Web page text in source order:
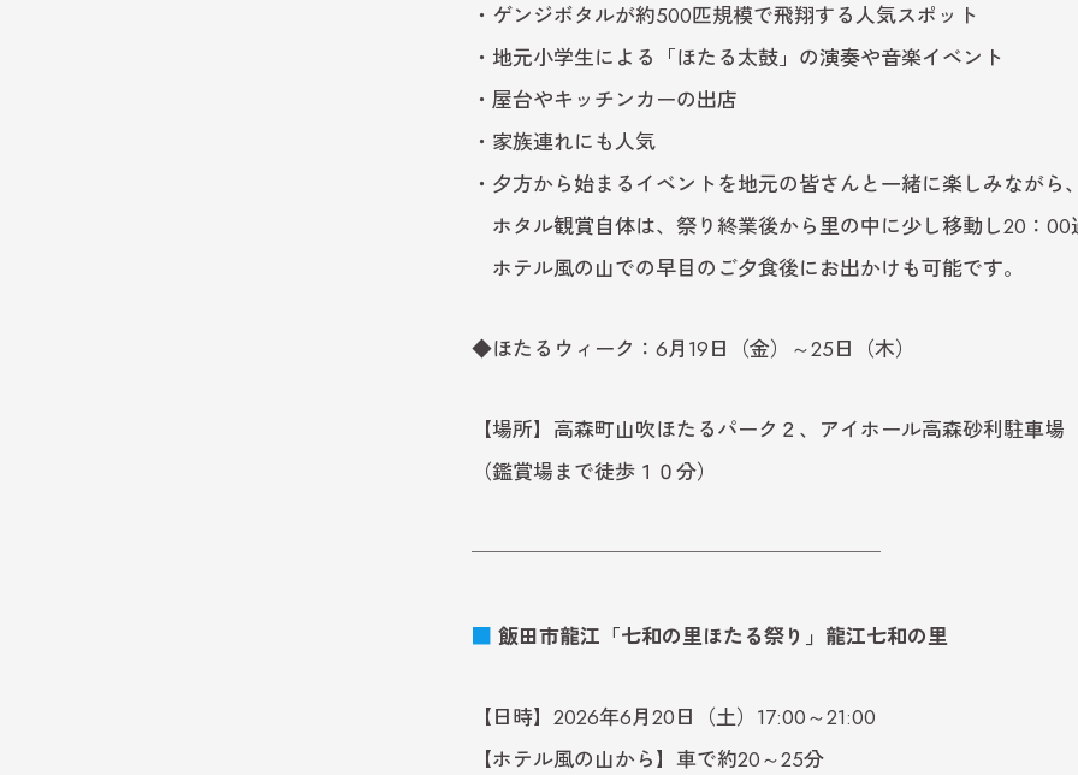
・ゲンジボタルが約500匹規模で飛翔する人気スポット
・地元小学生による「ほたる太鼓」の演奏や音楽イベント
・屋台やキッチンカーの出店
・家族連れにも人気
・夕方から始まるイベントを地元の皆さんと一緒に楽しみながら、
ホタル観賞自体は、祭り終業後から里の中に少し移動し20：00
ホテル風の山での早目のご夕食後にお出かけも可能です。
◆ほたるウィーク：6月19日（金）～25日（木）
【場所】高森町山吹ほたるパーク２、アイホール高森砂利駐車場
（鑑賞場まで徒歩１０分）
────────────────────
■ 飯田市龍江「七和の里ほたる祭り」龍江七和の里
【日時】2026年6月20日（土）17:00～21:00
【ホテル風の山から】車で約20～25分